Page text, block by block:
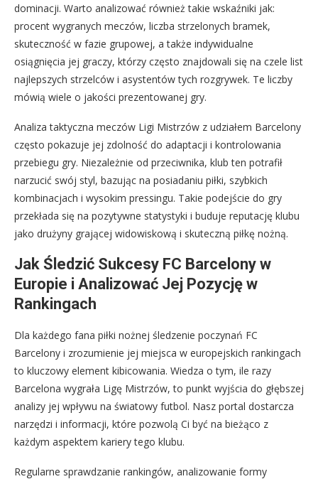
dominacji. Warto analizować również takie wskaźniki jak:
procent wygranych meczów, liczba strzelonych bramek,
skuteczność w fazie grupowej, a także indywidualne
osiągnięcia jej graczy, którzy często znajdowali się na czele list
najlepszych strzelców i asystentów tych rozgrywek. Te liczby
mówią wiele o jakości prezentowanej gry.
Analiza taktyczna meczów Ligi Mistrzów z udziałem Barcelony
często pokazuje jej zdolność do adaptacji i kontrolowania
przebiegu gry. Niezależnie od przeciwnika, klub ten potrafił
narzucić swój styl, bazując na posiadaniu piłki, szybkich
kombinacjach i wysokim pressingu. Takie podejście do gry
przekłada się na pozytywne statystyki i buduje reputację klubu
jako drużyny grającej widowiskową i skuteczną piłkę nożną.
Jak Śledzić Sukcesy FC Barcelony w
Europie i Analizować Jej Pozycję w
Rankingach
Dla każdego fana piłki nożnej śledzenie poczynań FC
Barcelony i zrozumienie jej miejsca w europejskich rankingach
to kluczowy element kibicowania. Wiedza o tym, ile razy
Barcelona wygrała Ligę Mistrzów, to punkt wyjścia do głębszej
analizy jej wpływu na światowy futbol. Nasz portal dostarcza
narzędzi i informacji, które pozwolą Ci być na bieżąco z
każdym aspektem kariery tego klubu.
Regularne sprawdzanie rankingów, analizowanie formy